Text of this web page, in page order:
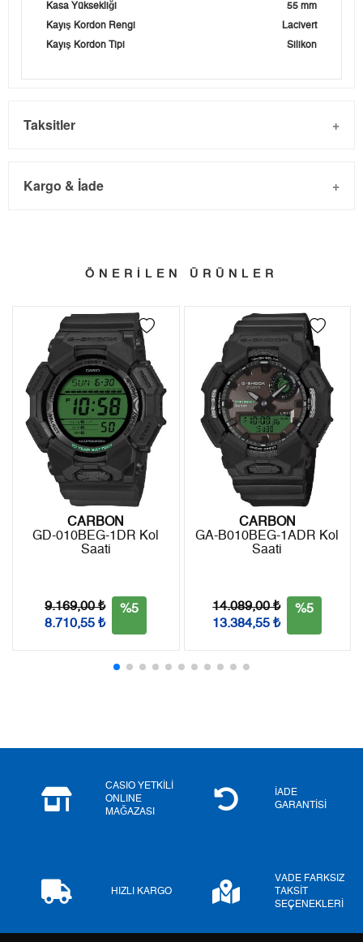
Kasa Yüksekliği
55 mm
Kayış Kordon Rengi
Lacivert
Kayış Kordon Tipi
Silikon
Taksitler
Tek Çekim 0,00 ₺ 0,00 ₺
3 0,00 ₺
4 0,00 ₺
5 0,00 ₺
6 0,00 ₺
7 0,00 ₺
9 0,00 ₺
Taksit Taksit Tutarı Toplam Tutar
Tek Çekim 0,00 ₺ 0,00 ₺
Kargo & İade
- Sipariş gönderimi 3 iş günü içinde yapılmaktadır. Resmi
- İnternet mağazamızdan yapacağınız tüm alışverişlerde
Türkiye'nin her yerine 2.500₺ ve üzeri alışverişlerde Yurtiçi
Kargo ile ücretsiz gönderilir.
İade
- Kargonuz elinize ulaştığı tarihten itibaren 14 gün içerisinde
iade edebilirsiniz.
ÖNERİLEN ÜRÜNLER
CARBON
GD-010BEG-1DR Kol
Saati
9.169,00 ₺
8.710,55 ₺
%5
CARBON
GA-B010BEG-1ADR Kol
Saati
14.089,00 ₺
13.384,55 ₺
%5
CASIO YETKİLİ
ONLINE
MAĞAZASI
İADE
GARANTİSİ
HIZLI KARGO
VADE FARKSIZ
TAKSİT
SEÇENEKLERİ